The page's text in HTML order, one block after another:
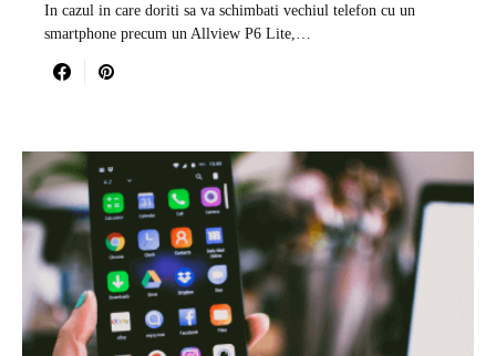
In cazul in care doriti sa va schimbati vechiul telefon cu un
smartphone precum un Allview P6 Lite,…